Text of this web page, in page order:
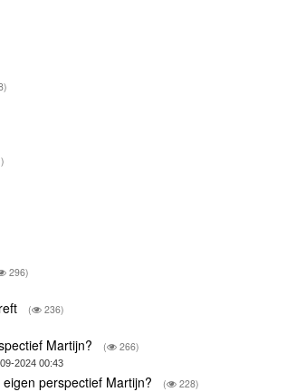
296)
( 236)
Martijn? ( 266)
2024 00:43
perspectief Martijn? ( 228)